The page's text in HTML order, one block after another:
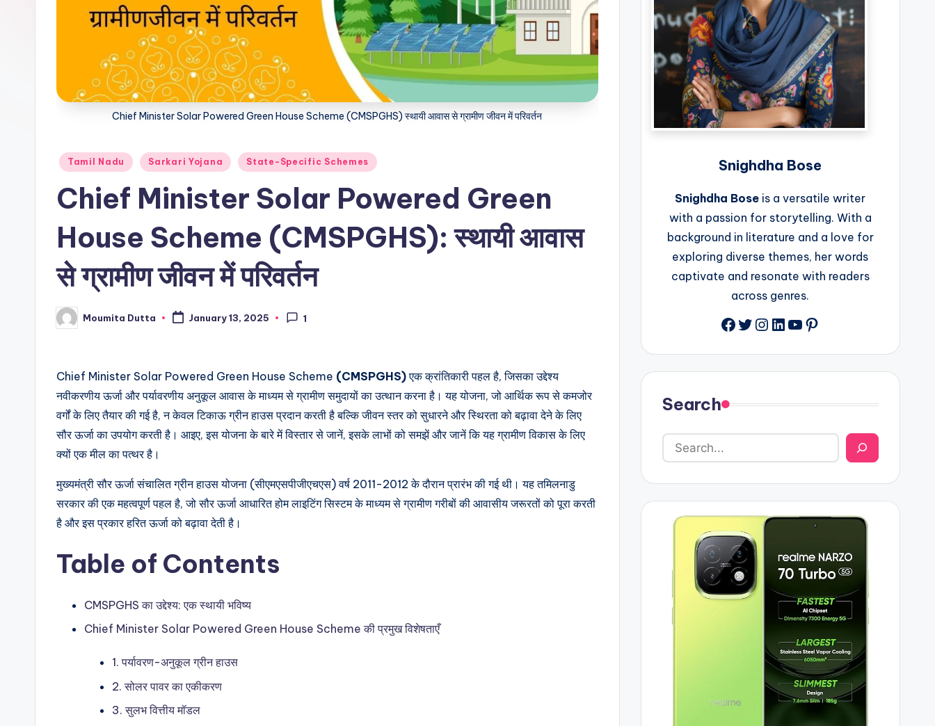
Chief Minister Solar Powered Green House Scheme (CMSPGHS) स्थायी आवास से ग्रामीण जीवन में परिवर्तन
Posted
Tamil Nadu Sarkari Yojana State-Specific Schemes
Chief Minister Solar Powered Green
House Scheme (CMSPGHS): स्थायी आवास
से ग्रामीण जीवन में परिवर्तन
Posted
by
Moumita Dutta January 13, 2025 1
Chief Minister Solar Powered Green House Scheme (CMSPGHS)एक क्रांतिकारी पहल है, जिसका उद्देश्य
नवीकरणीय ऊर्जा और पर्यावरणीय अनुकूल आवास के माध्यम से ग्रामीण समुदायों का उत्थान करना है। यह योजना, जो आर्थिक रूप से कमजोर
वर्गों के लिए तैयार की गई है, न केवल टिकाऊ ग्रीन हाउस प्रदान करती है बल्कि जीवन स्तर को सुधारने और स्थिरता को बढ़ावा देने के लिए
सौर ऊर्जा का उपयोग करती है। आइए, इस योजना के बारे में विस्तार से जानें, इसके लाभों को समझें और जानें कि यह ग्रामीण विकास के लिए
क्यों एक मील का पत्थर है।
मुख्यमंत्री सौर ऊर्जा संचालित ग्रीन हाउस योजना (सीएमएसपीजीएचएस) वर्ष 2011-2012 के दौरान प्रारंभ की गई थी। यह तमिलनाडु
सरकार की एक महत्वपूर्ण पहल है, जो सौर ऊर्जा आधारित होम लाइटिंग सिस्टम के माध्यम से ग्रामीण गरीबों की आवासीय जरूरतों को पूरा करती
है और इस प्रकार हरित ऊर्जा को बढ़ावा देती है।
Table of Contents
CMSPGHS का उद्देश्य: एक स्थायी भविष्य
Chief Minister Solar Powered Green House Scheme की प्रमुख विशेषताएँ
1. पर्यावरण-अनुकूल ग्रीन हाउस
2. सोलर पावर का एकीकरण
3. सुलभ वित्तीय मॉडल
Snighdha Bose
Snighdha Bose is a versatile writer
with a passion for storytelling. With a
background in literature and a love for
exploring diverse themes, her words
captivate and resonate with readers
across genres.
Facebook
Twitter
Instagram
LinkedIn
YouTube
Pinterest
Search